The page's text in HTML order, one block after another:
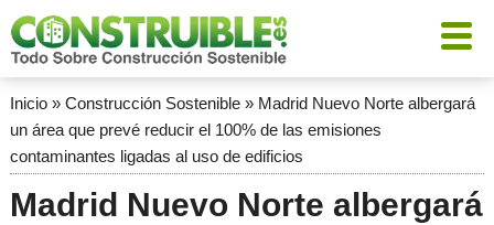
Inicio» Construcción Sostenible» Madrid Nuevo Norte albergará
un área que prevé reducir el 100% de las emisiones
contaminantes ligadas al uso de edificios
Madrid Nuevo Norte albergará